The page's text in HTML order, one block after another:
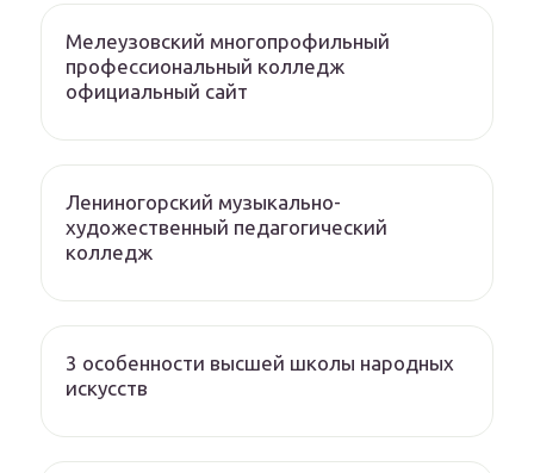
Мелеузовский многопрофильный
профессиональный колледж
официальный сайт
Лениногорский музыкально-
художественный педагогический
колледж
3 особенности высшей школы народных
искусств